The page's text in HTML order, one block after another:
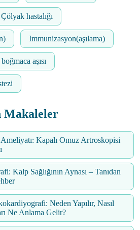
Çölyak hastalığı
Immunizasyon(aşılama)
aşısı
Makaleler
Ameliyatı: Kapalı Omuz Artroskopisi
Kalp Sağlığının Aynası – Tanıdan
Neden Yapılır, Nasıl
Ne Anlama Gelir?